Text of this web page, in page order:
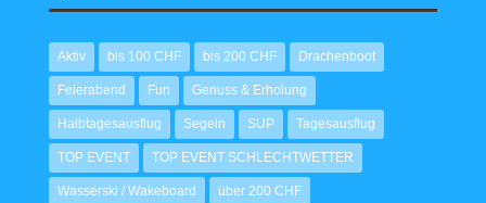
Aktiv bis 100 CHF bis 200 CHF Drachenboot
Feierabend Fun Genuss & Erholung
Halbtagesausflug Segeln SUP Tagesausflug
TOP EVENT TOP EVENT SCHLECHTWETTER
Wasserski / Wakeboard über 200 CHF